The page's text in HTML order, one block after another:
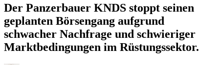
Der Panzerbauer KNDS stoppt seinen
geplanten Börsengang aufgrund
schwacher Nachfrage und schwieriger
Marktbedingungen im Rüstungssektor.